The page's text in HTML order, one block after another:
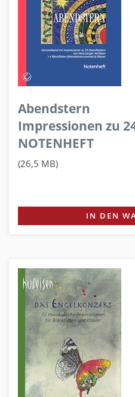
Abendstern
Impressionen zu
NOTENHEFT
(26,5 MB)
IN DEN